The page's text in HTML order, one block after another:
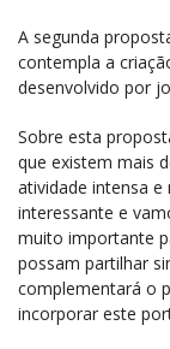
A segunda
contempla a
desenvolvido por
Sobre esta
que existem mais
atividade intensa e
interessante e
muito importante
possam partilhar
complementará o
incorporar este